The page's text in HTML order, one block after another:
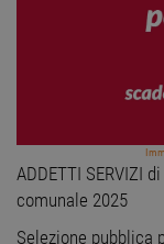
ADDETTI SERVIZI
comunale 2025
Selezione pubblica